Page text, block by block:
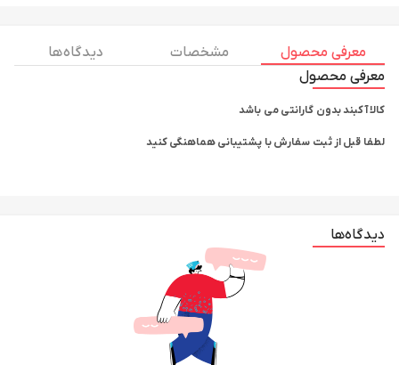
معرفی محصول مشخصات
دیدگاه ها
معرفی محصول
کالا آکبند بدون گارانتی می باشد
لطفا قبل از ثبت سفارش با پشتیبانی هماهنگی کنید
دیدگاه‌ها